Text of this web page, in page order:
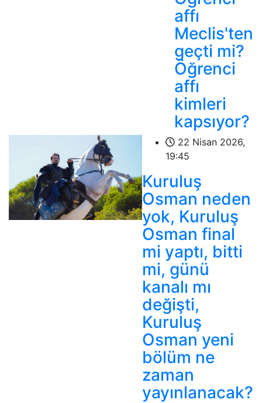
affı
Meclis'ten
geçti mi?
Öğrenci
affı
kimleri
kapsıyor?
22 Nisan 2026,
19:45
Kuruluş
Osman neden
yok, Kuruluş
Osman final
mi yaptı, bitti
mi, günü
kanalı mı
değişti,
Kuruluş
Osman yeni
bölüm ne
zaman
yayınlanacak?